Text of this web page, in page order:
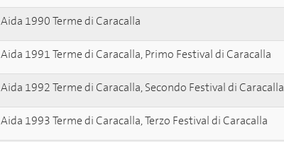
Aida 1990 Terme di Caracalla
Aida 1991 Terme di Caracalla, Primo Festival di Caracalla
Aida 1992 Terme di Caracalla, Secondo Festival di Caracalla
Aida 1993 Terme di Caracalla, Terzo Festival di Caracalla